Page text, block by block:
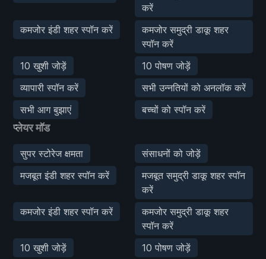
करें
कमजोर इंडी शहर स्पॉन करें
कमजोर समुद्री डाकू शहर
स्पॉन करें
10 खुशी जोड़ें
10 पोषण जोड़ें
व्यापारी स्पॉन करें
सभी उन्नतियों को अनलॉक करें
सभी आग बुझाएं
बच्चों को स्पॉन करें
प्लेयर मॉड
सुपर स्टोरेज क्षमता
संसाधनों को जोड़ें
मजबूत इंडी शहर स्पॉन करें
मजबूत समुद्री डाकू शहर स्पॉन
करें
कमजोर इंडी शहर स्पॉन करें
कमजोर समुद्री डाकू शहर
स्पॉन करें
10 खुशी जोड़ें
10 पोषण जोड़ें